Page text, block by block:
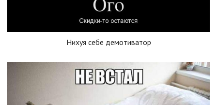
Нихуя себе демотиватор